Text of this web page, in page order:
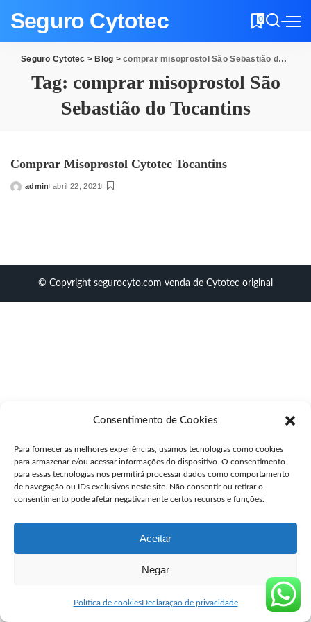
Consentimento de Cookies
Para fornecer as melhores experiências, usamos tecnologias como cookies
para armazenar e/ou acessar informações do dispositivo. O consentimento
para essas tecnologias nos permitirá processar dados como comportamento
de navegação ou IDs exclusivos neste site. Não consentir ou retirar o
consentimento pode afetar negativamente certos recursos e funções.
Aceitar
Negar
Política de cookiesDeclaração de privacidade
Seguro Cytotec 0
Seguro Cytotec > Blog >comprar misoprostol São Sebastião do Tocantins
Tag: comprar misoprostol São
Sebastião do Tocantins
Comprar Misoprostol Cytotec Tocantins
Posted
admin abril 22, 2021
© Copyright segurocyto.com venda de Cytotec original